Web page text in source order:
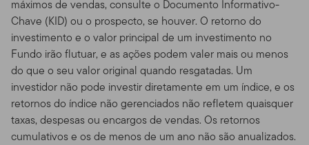
máximos de vendas, consulte o Documento Informativo-
Chave (KID) ou o prospecto, se houver. O retorno do
investimento e o valor principal de um investimento no
Fundo irão flutuar, e as ações podem valer mais ou menos
do que o seu valor original quando resgatadas. Um
investidor não pode investir diretamente em um índice, e os
retornos do índice não gerenciados não refletem quaisquer
taxas, despesas ou encargos de vendas. Os retornos
cumulativos e os de menos de um ano não são anualizados.
único por manter a confiabilidade de sua conta e de sua
senha (ou Número de Identificação Pessoal - PIN) e por
controlar o acesso em seu computador. Você concorda
em assumir todas as responsabilidades do que ocorrer
dentro de sua conta e do uso da senha sob sua
conduta ou negligência. Notifique-nos imediatamente
se você tomar consciência de algum tipo de perda,
exibição/uso não autorizado ou roubo de sua senha.